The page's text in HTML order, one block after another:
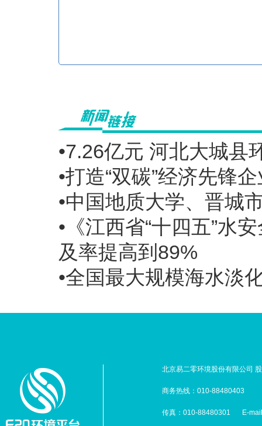
•7.26亿元 河北大城县
•打造“双碳”经济先锋
•中国地质大学、晋城
•《江西省“十四五”水
及率提高到89%
•全国最大规模海水淡
北京易二零环境股份有限公司
商务热线：010-88480403
传真：010-88480301 E-